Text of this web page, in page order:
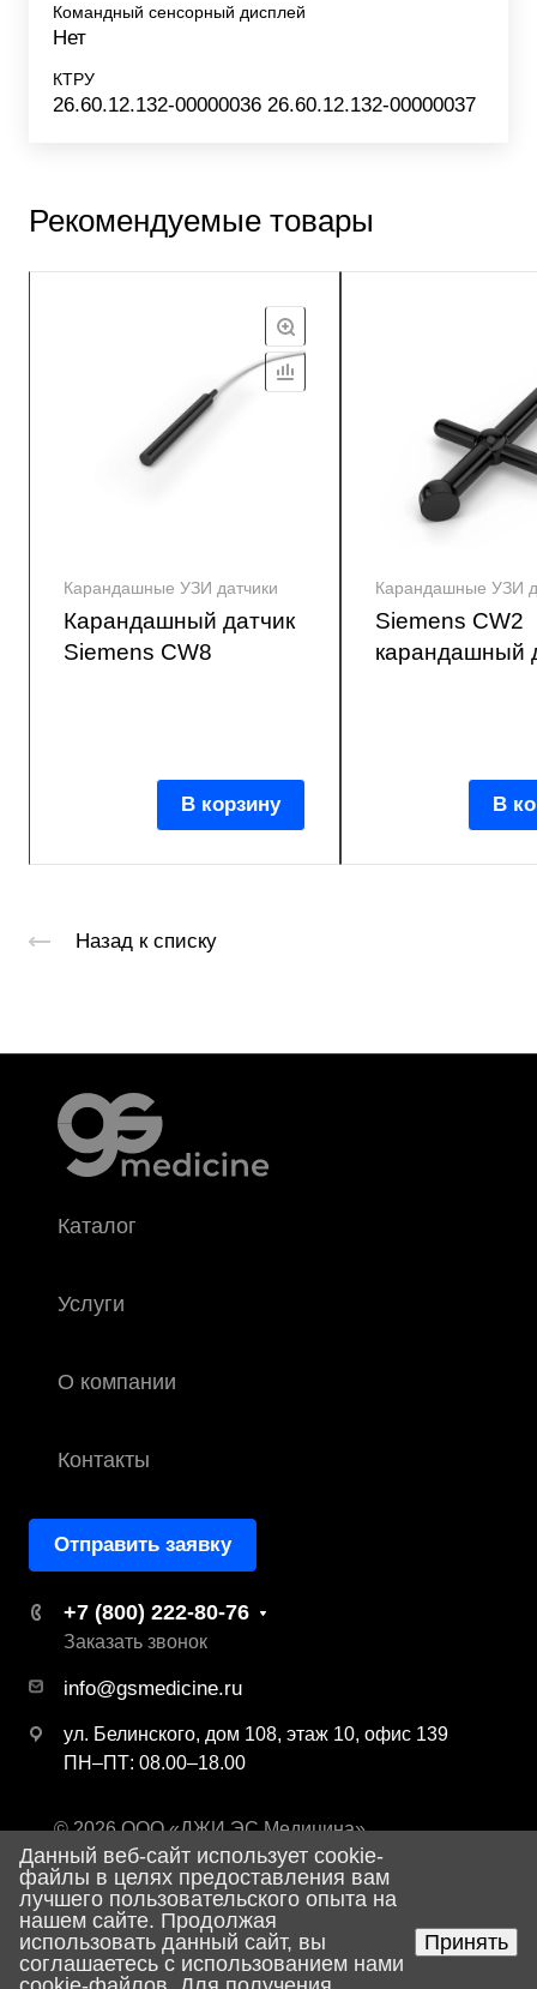
Командный сенсорный дисплей
Нет
КТРУ
26.60.12.132-00000036 26.60.12.132-00000037
Рекомендуемые товары
Карандашные УЗИ датчики
Карандашный датчик
Siemens CW8
В корзину
Карандашные УЗИ
Siemens CW2
карандашный
В
Назад к списку
Каталог
Услуги
О компании
Контакты
Отправить заявку
+7 (800) 222-80-76
Заказать звонок
info@gsmedicine.ru
ул. Белинского, дом 108, этаж 10, офис 139
ПН–ПТ: 08.00–18.00
© 2026 ООО «ДЖИ ЭС Медицина»
Политика конфиденциальности
Разработка сайта
Данный веб-сайт использует cookie-
файлы в целях предоставления вам
лучшего пользовательского опыта на
нашем сайте. Продолжая
использовать данный сайт, вы
соглашаетесь с использованием нами
Принять